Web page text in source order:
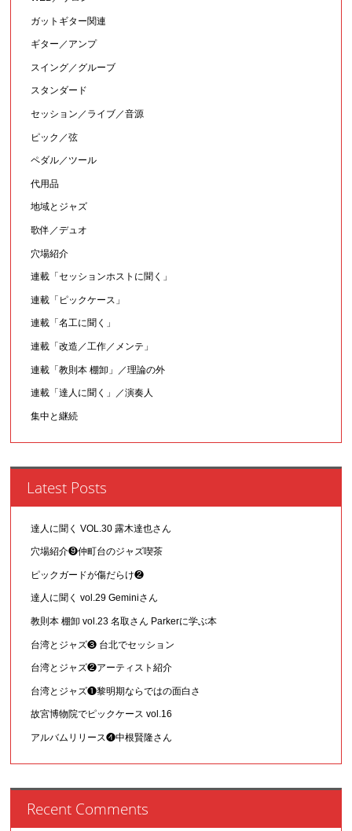
ガットギター関連
ギター／アンプ
スイング／グルーブ
スタンダード
セッション／ライブ／音源
ピック／弦
ペダル／ツール
代用品
地域とジャズ
歌伴／デュオ
穴場紹介
連載「セッションホストに聞く」
連載「ピックケース」
連載「名工に聞く」
連載「改造／工作／メンテ」
連載「教則本 棚卸」／理論の外
連載「達人に聞く」／演奏人
集中と継続
Latest Posts
達人に聞く VOL.30 露木達也さん
穴場紹介❾仲町台のジャズ喫茶
ピックガードが傷だらけ❷
達人に聞く vol.29 Geminiさん
教則本 棚卸 vol.23 名取さん Parkerに学ぶ本
台湾とジャズ❸ 台北でセッション
台湾とジャズ❷アーティスト紹介
台湾とジャズ❶黎明期ならではの面白さ
故宮博物院でピックケース vol.16
アルバムリリース❹中根賢隆さん
Recent Comments